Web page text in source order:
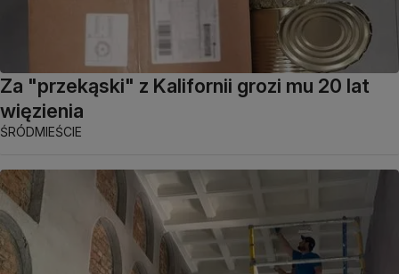
Za "przekąski" z Kalifornii grozi mu 20 lat
więzienia
ŚRÓDMIEŚCIE